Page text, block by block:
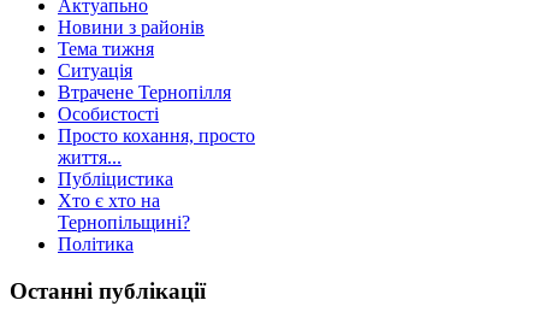
Актуапьно
Новини з районів
Тема тижня
Ситуація
Втрачене Тернопілля
Особистості
Просто кохання, просто
життя...
Публіцистика
Хто є хто на
Тернопільщині?
Політика
Останні публікації